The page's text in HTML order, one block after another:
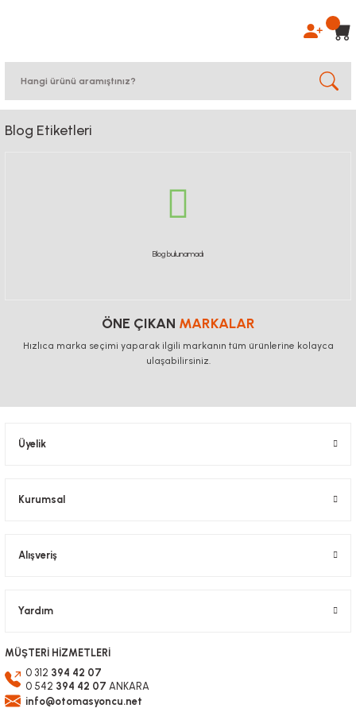
Blog Etiketleri
Blog bulunamadı
ÖNE ÇIKAN MARKALAR
Hızlıca marka seçimi yaparak ilgili markanın tüm ürünlerine kolayca
ulaşabilirsiniz.
Üyelik
Kurumsal
Alışveriş
Yardım
MÜŞTERİ HİZMETLERİ
0 312 394 42 07
0 542 394 42 07 ANKARA
info@otomasyoncu.net